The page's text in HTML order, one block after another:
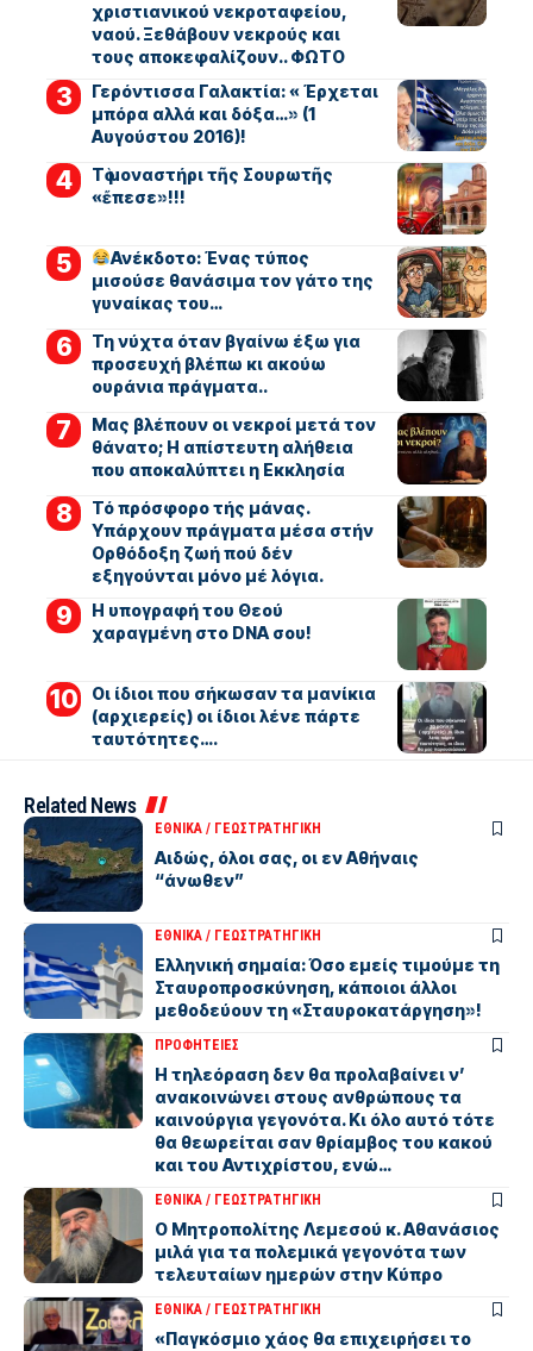
χριστιανικού νεκροταφείου,
ναού. Ξεθάβουν νεκρούς και
τους αποκεφαλίζουν.. ΦΩΤΟ
Γερόντισσα Γαλακτία: « Έρχεται
μπόρα αλλά και δόξα…» (1
Αυγούστου 2016)!
Τὸ μοναστήρι τῆς Σουρωτῆς
«ἔπεσε»!!!
Ανέκδοτο: Ένας τύπος
μισούσε θανάσιμα τον γάτο της
γυναίκας του…
Τη νύχτα όταν βγαίνω έξω για
προσευχή βλέπω κι ακούω
ουράνια πράγματα..
Μας βλέπουν οι νεκροί μετά τον
θάνατο; Η απίστευτη αλήθεια
που αποκαλύπτει η Εκκλησία
Τό πρόσφορο τής μάνας.
Υπάρχουν πράγματα μέσα στήν
Ορθόδοξη ζωή πού δέν
εξηγούνται μόνο μέ λόγια.
Η υπογραφή του Θεού
χαραγμένη στο DNA σου!
Οι ίδιοι που σήκωσαν τα μανίκια
(αρχιερείς) οι ίδιοι λένε πάρτε
ταυτότητες….
Related News
ΕΘΝΙΚΑ / ΓΕΩΣΤΡΑΤHΓΙΚΗ
Αιδώς, όλοι σας, οι εν Αθήναις
“άνωθεν”
ΕΘΝΙΚΑ / ΓΕΩΣΤΡΑΤHΓΙΚΗ
Ελληνική σημαία: Όσο εμείς τιμούμε τη
Σταυροπροσκύνηση, κάποιοι άλλοι
μεθοδεύουν τη «Σταυροκατάργηση»!
ΠΡΟΦΗΤΕΙΕΣ
Η τηλεόραση δεν θα προλαβαίνει ν’
ανακοινώνει στους ανθρώπους τα
καινούργια γεγονότα. Κι όλο αυτό τότε
θα θεωρείται σαν θρίαµβος του κακού
και του Αντιχρίστου, ενώ…
ΕΘΝΙΚΑ / ΓΕΩΣΤΡΑΤHΓΙΚΗ
Ο Μητροπολίτης Λεμεσού κ. Αθανάσιος
μιλά για τα πολεμικά γεγονότα των
τελευταίων ημερών στην Κύπρο
ΕΘΝΙΚΑ / ΓΕΩΣΤΡΑΤHΓΙΚΗ
«Παγκόσμιο χάος θα επιχειρήσει το